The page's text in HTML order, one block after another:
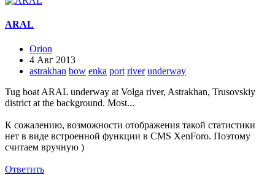
ARAL
Orion
4 Авг 2013
astrakhan bow enka port river underway
Tug boat ARAL underway at Volga river, Astrakhan, Trusovskiy
district at the background. Most...
К сожалению, возможности отображения такой статистики
нет в виде встроенной функции в CMS XenForo. Поэтому
считаем вручную )
Ответить